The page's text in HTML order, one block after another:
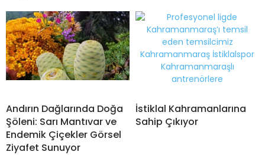
Andırın Dağlarında Doğa
Şöleni: Sarı Mantıvar ve
Endemik Çiçekler Görsel
Ziyafet Sunuyor
İstiklal Kahramanlarına
Sahip Çıkıyor